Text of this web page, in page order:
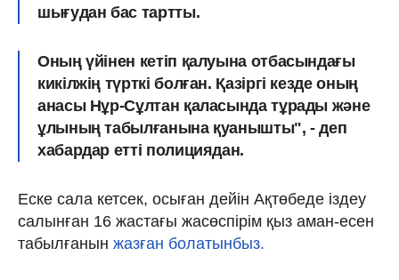
шығудан бас тартты.
Оның үйінен кетіп қалуына отбасындағы
кикілжің түрткі болған. Қазіргі кезде оның
анасы Нұр-Сұлтан қаласында тұрады және
ұлының табылғанына қуанышты", - деп
хабардар етті полициядан.
Еске сала кетсек, осыған дейін Ақтөбеде іздеу
салынған 16 жастағы жасөспірім қыз аман-есен
табылғанын жазған болатынбыз.